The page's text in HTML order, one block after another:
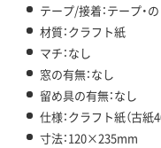
テープ/接着：テープ・
材質：クラフト紙
マチ：なし
窓の有無：なし
留め具の有無：なし
仕様：クラフト紙（古
寸法：120×235mm